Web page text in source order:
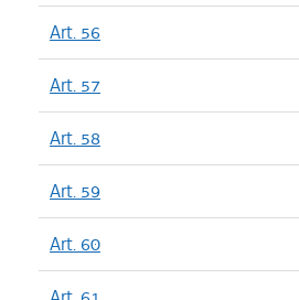
Art. 56
Art. 57
Art. 58
Art. 59
Art. 60